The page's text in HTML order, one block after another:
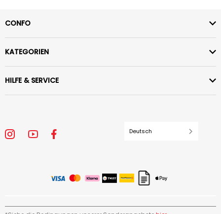
CONFO
KATEGORIEN
HILFE & SERVICE
Deutsch